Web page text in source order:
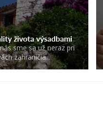
života výsadbami
sme sa už neraz pri
zahraničia...